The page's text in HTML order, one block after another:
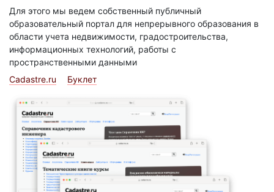
Для этого мы ведем собственный публичный
образовательный портал для непрерывного образования в
области учета недвижимости, градостроительства,
информационных технологий, работы с
пространственными данными
Cadastre.ru
Буклет